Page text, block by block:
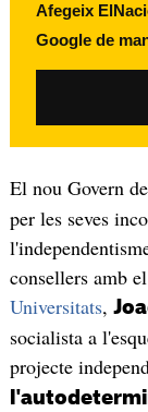
Afegeix
Google de
El nou Govern de
per les seves
consellers amb
Universitats,
socialista a
projecte